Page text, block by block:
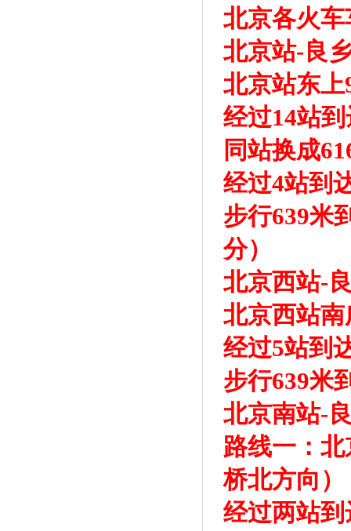
北京各火
北京站-良
北京站东
经过14站
同站换成
经过4站到
步行639米
分）
北京西站-
北京西站
经过5站到
步行639米
北京南站-
路线一：
桥北方向）
经过两站